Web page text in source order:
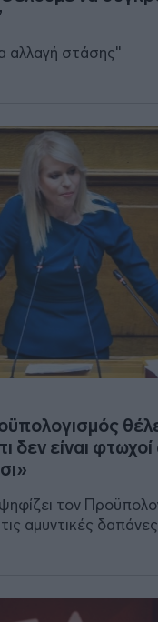
αλλαγή στάσης"
δεν είναι
τον
αμυντικές δαπάνες